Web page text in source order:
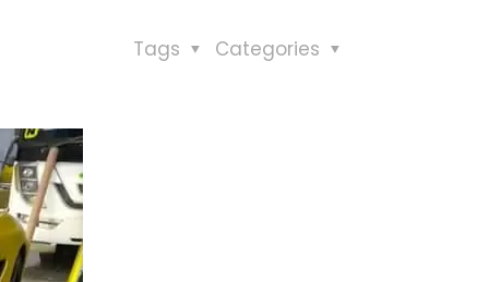
Categories
Tags